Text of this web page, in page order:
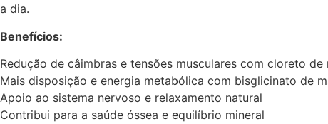
a dia.
Benefícios:
Redução de câimbras e tensões musculares com cloreto de
Mais disposição e energia metabólica com bisglicinato de
Apoio ao sistema nervoso e relaxamento natural
Contribui para a saúde óssea e equilíbrio mineral